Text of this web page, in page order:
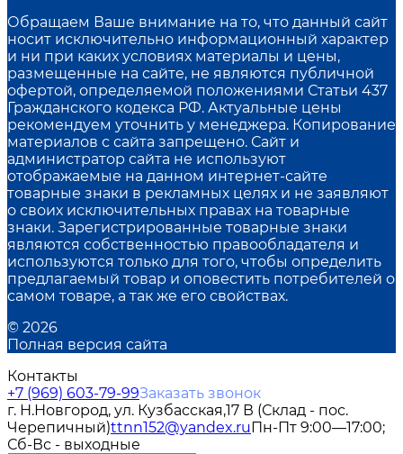
Обращаем Ваше внимание на то, что данный сайт
носит исключительно информационный характер
и ни при каких условиях материалы и цены,
размещенные на сайте, не являются публичной
офертой, определяемой положениями Статьи 437
Гражданского кодекса РФ. Актуальные цены
рекомендуем уточнить у менеджера. Копирование
материалов с сайта запрещено. Сайт и
администратор сайта не используют
отображаемые на данном интернет-сайте
товарные знаки в рекламных целях и не заявляют
о своих исключительных правах на товарные
знаки. Зарегистрированные товарные знаки
являются собственностью правообладателя и
используются только для того, чтобы определить
предлагаемый товар и оповестить потребителей о
самом товаре, а так же его свойствах.
© 2026
Полная версия сайта
Контакты
+7 (969) 603-79-99Заказать звонок
г. Н.Новгород, ул. Кузбасская,17 В (Склад - пос.
Черепичный)ttnn152@yandex.ruПн-Пт 9:00—17:00;
Сб-Вс - выходные